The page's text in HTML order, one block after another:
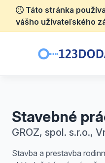
Táto stránka
vášho užívateľského
Stavebné
GROZ, spol. s.r.o.,
Stavba a prestavba